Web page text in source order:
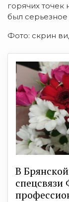
горячих
был
Фото: скрин
В